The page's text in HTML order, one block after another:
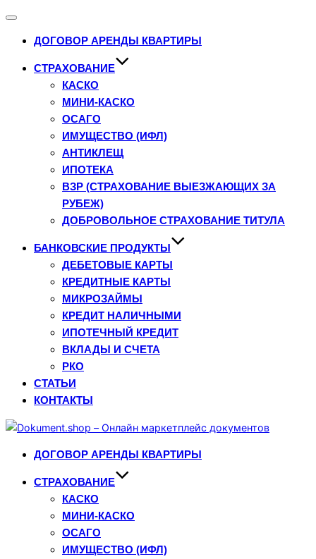
Переключатель
навигации
ДОГОВОР АРЕНДЫ КВАРТИРЫ
СТРАХОВАНИЕ
КАСКО
МИНИ-КАСКО
ОСАГО
ИМУЩЕСТВО (ИФЛ)
АНТИКЛЕЩ
ИПОТЕКА
ВЗР (СТРАХОВАНИЕ ВЫЕЗЖАЮЩИХ ЗА
РУБЕЖ)
ДОБРОВОЛЬНОЕ СТРАХОВАНИЕ ТИТУЛА
БАНКОВСКИЕ ПРОДУКТЫ
ДЕБЕТОВЫЕ КАРТЫ
КРЕДИТНЫЕ КАРТЫ
МИКРОЗАЙМЫ
КРЕДИТ НАЛИЧНЫМИ
ИПОТЕЧНЫЙ КРЕДИТ
ВКЛАДЫ И СЧЕТА
РКО
СТАТЬИ
КОНТАКТЫ
Перейти
содержимому
ДОГОВОР АРЕНДЫ КВАРТИРЫ
СТРАХОВАНИЕ
КАСКО
МИНИ-КАСКО
ОСАГО
ИМУЩЕСТВО (ИФЛ)